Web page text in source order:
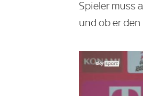
Spieler muss
und ob er